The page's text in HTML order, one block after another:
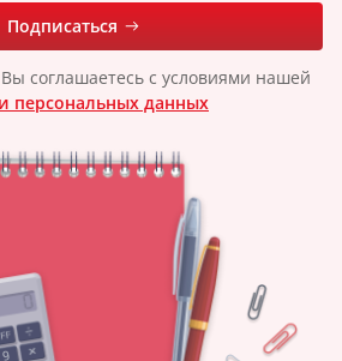
Подписаться
соглашаетесь с условиями нашей
персональных данных